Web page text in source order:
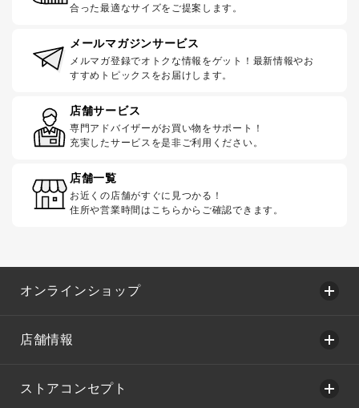
合った最適なサイズをご提案します。
メールマガジンサービス
メルマガ登録でオトクな情報をゲット！最新情報やお
すすめトピックスをお届けします。
店舗サービス
専門アドバイザーがお買い物をサポート！
充実したサービスを是非ご利用ください。
店舗一覧
お近くの店舗がすぐに見つかる！
住所や営業時間はこちらからご確認できます。
オンラインショップ
店舗情報
ストアコンセプト